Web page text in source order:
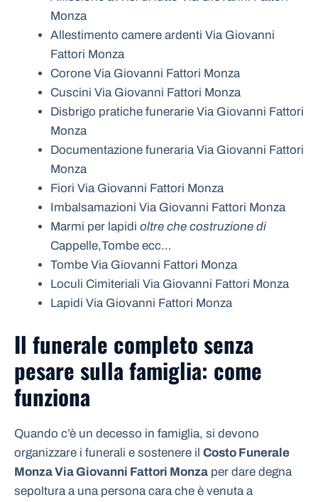
Monza
Allestimento camere ardenti Via Giovanni
Fattori Monza
Corone Via Giovanni Fattori Monza
Cuscini Via Giovanni Fattori Monza
Disbrigo pratiche funerarie Via Giovanni Fattori
Monza
Documentazione funeraria Via Giovanni Fattori
Monza
Fiori Via Giovanni Fattori Monza
Imbalsamazioni Via Giovanni Fattori Monza
Marmi per lapidi oltre che costruzione di
Cappelle,Tombe ecc…
Tombe Via Giovanni Fattori Monza
Loculi Cimiteriali Via Giovanni Fattori Monza
Lapidi Via Giovanni Fattori Monza
Il funerale completo senza
pesare sulla famiglia: come
funziona
Quando c’è un decesso in famiglia, si devono
organizzare i funerali e sostenere il Costo Funerale
Monza Via Giovanni Fattori Monza per dare degna
sepoltura a una persona cara che è venuta a